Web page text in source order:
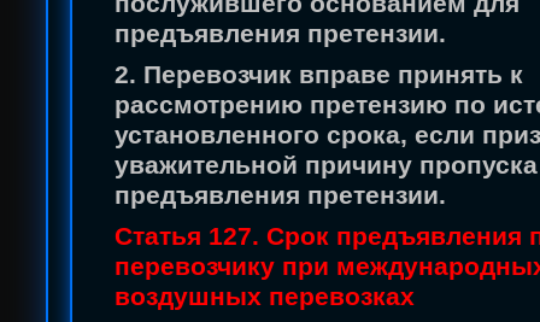
предъявления претензии.
2. Перевозчик вправе принять к
рассмотрению претензию по
установленного срока, если
уважительной причину
предъявления претензии.
Статья 127. Срок предъявления
перевозчику при
воздушных перевозках